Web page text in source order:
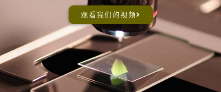
观看我们的视频